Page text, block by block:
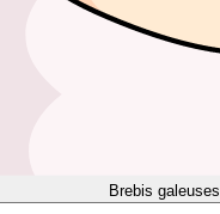
Brebis galeuses